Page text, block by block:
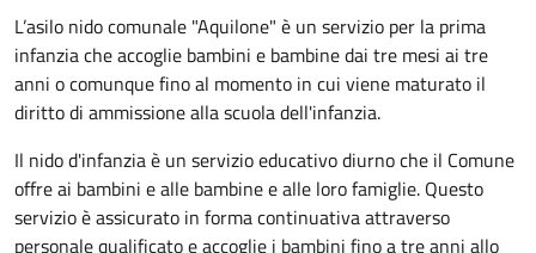
L’asilo nido comunale "Aquilone" è un servizio per la prima
infanzia che accoglie bambini e bambine dai tre mesi ai tre
anni o comunque fino al momento in cui viene maturato il
diritto di ammissione alla scuola dell'infanzia.
Il nido d'infanzia è un servizio educativo diurno che il Comune
offre ai bambini e alle bambine e alle loro famiglie. Questo
servizio è assicurato in forma continuativa attraverso
personale qualificato e accoglie i bambini fino a tre anni allo